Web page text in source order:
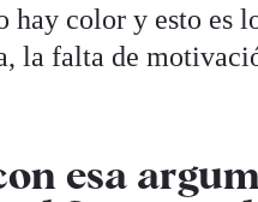
color y esto es
la falta de
esa